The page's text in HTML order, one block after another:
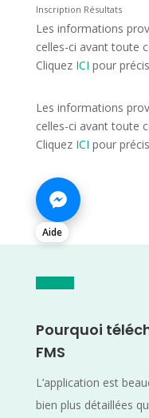
Inscription Résultats
Les informations
celles-ci avant toute
Cliquez ICI pour
Les informations
celles-ci avant toute
Cliquez ICI pour
Aide
Pourquoi
FMS
L’application est
bien plus détaillées